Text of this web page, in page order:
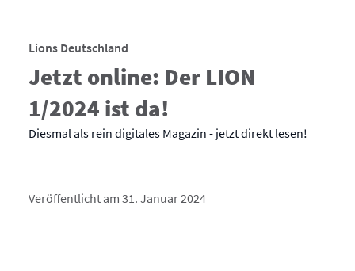
Lions Deutschland
Jetzt online: Der LION
1/2024 ist da!
Diesmal als rein digitales Magazin - jetzt direkt lesen!
Veröffentlicht am 31. Januar 2024